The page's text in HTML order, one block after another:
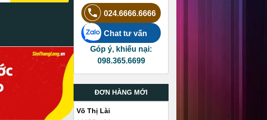
024.6666.6666
Chat tư vấn
Góp ý, khiếu nại:
098.365.6699
ĐƠN HÀNG MỚI
Võ Thị Lài